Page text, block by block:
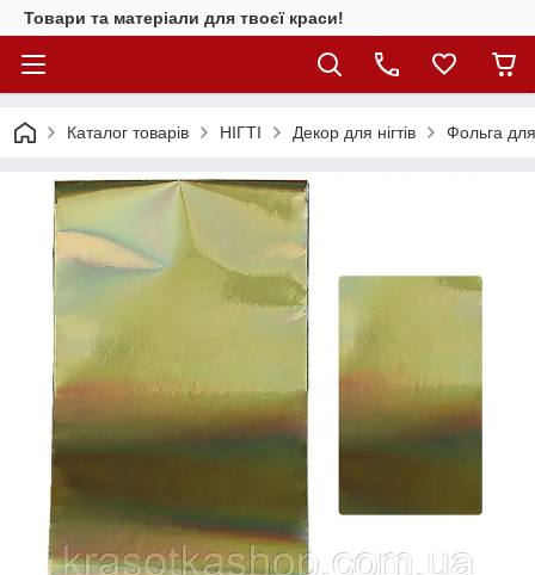
Товари та матеріали для твоєї краси!
Каталог товарiв НІГТІ Декор для нігтів Фольга